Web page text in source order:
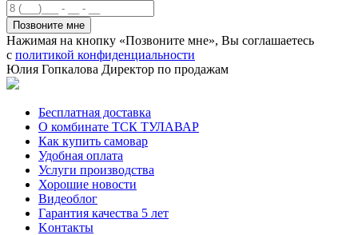
Нажимая на кнопку «Позвоните мне», Вы соглашаетесь
с политикой конфиденциальности
Юлия Гопкалова Директор по продажам
Бесплатная доставка
О комбинате ТСК ТУЛАВАР
Как купить самовар
Удобная оплата
Услуги производства
Хорошие новости
Видеоблог
Гарантия качества 5 лет
Kонтакты